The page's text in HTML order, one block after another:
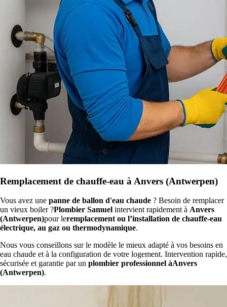
Remplacement de chauffe-eau à Anvers (Antwerpen)
Vous avez une panne de ballon d'eau chaude ? Besoin de remplacer
un vieux boiler ?Plombier Samuel intervient rapidement à Anvers
(Antwerpen)pour leremplacement ou l’installation de chauffe-eau
électrique, au gaz ou thermodynamique.
Nous vous conseillons sur le modèle le mieux adapté à vos besoins en
eau chaude et à la configuration de votre logement. Intervention rapide,
sécurisée et garantie par un plombier professionnel àAnvers
(Antwerpen).